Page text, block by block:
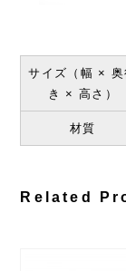
サイズ（幅 × 奥
き × 高さ）
材質
Related